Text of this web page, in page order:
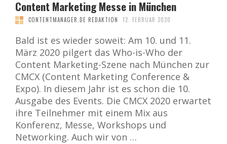
Content Marketing Messe in München
CONTENTMANAGER.DE REDAKTION 12. FEBRUAR 2020
Bald ist es wieder soweit: Am 10. und 11.
März 2020 pilgert das Who-is-Who der
Content Marketing-Szene nach München zur
CMCX (Content Marketing Conference &
Expo). In diesem Jahr ist es schon die 10.
Ausgabe des Events. Die CMCX 2020 erwartet
ihre Teilnehmer mit einem Mix aus
Konferenz, Messe, Workshops und
Networking. Auch wir von …